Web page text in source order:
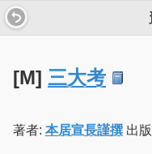
[M] 三大考
著者: 本居宣長謹撰 出